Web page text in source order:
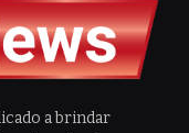
a brindar